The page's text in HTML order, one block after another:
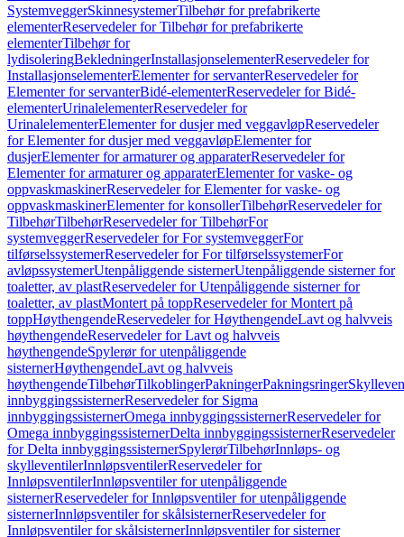
SystemveggerSkinnesystemerTilbehør for prefabrikerte
elementerReservedeler for Tilbehør for prefabrikerte
elementerTilbehør for
lydisoleringBekledningerInstallasjonselementerReservedeler for
InstallasjonselementerElementer for servanterReservedeler for
Elementer for servanterBidé-elementerReservedeler for Bidé-
elementerUrinalelementerReservedeler for
UrinalelementerElementer for dusjer med veggavløpReservedeler
for Elementer for dusjer med veggavløpElementer for
dusjerElementer for armaturer og apparaterReservedeler for
Elementer for armaturer og apparaterElementer for vaske- og
oppvaskmaskinerReservedeler for Elementer for vaske- og
oppvaskmaskinerElementer for konsollerTilbehørReservedeler for
TilbehørTilbehørReservedeler for TilbehørFor
systemveggerReservedeler for For systemveggerFor
tilførselssystemerReservedeler for For tilførselssystemerFor
avløpssystemerUtenpåliggende sisternerUtenpåliggende sisterner for
toaletter, av plastReservedeler for Utenpåliggende sisterner for
toaletter, av plastMontert på toppReservedeler for Montert på
toppHøythengendeReservedeler for HøythengendeLavt og halvveis
høythengendeReservedeler for Lavt og halvveis
høythengendeSpylerør for utenpåliggende
sisternerHøythengendeLavt og halvveis
høythengendeTilbehørTilkoblingerPakningerPakningsringer
innbyggingssisternerReservedeler for Sigma
innbyggingssisternerOmega innbyggingssisternerReservedeler for
Omega innbyggingssisternerDelta innbyggingssisternerReservedeler
for Delta innbyggingssisternerSpylerørTilbehørInnløps- og
skylleventilerInnløpsventilerReservedeler for
InnløpsventilerInnløpsventiler for utenpåliggende
sisternerReservedeler for Innløpsventiler for utenpåliggende
sisternerInnløpsventiler for skålsisternerReservedeler for
Innløpsventiler for skålsisternerInnløpsventiler for sisterner